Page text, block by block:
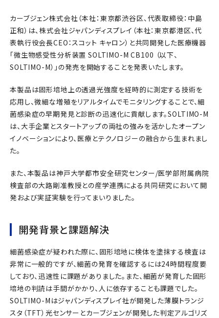
カーブジェン株式会社（本社：東京都渋谷区、代表取締役：中島
正和）は、株式会社ジャパンディスプレイ（本社：東京都港区、代
表執行役会長CEO：スコット キャロン）と共同開発した医療機器
「微生物感受性分析装置 SOLTIMO-M CB100 （以下、
SOLTIMO-M）」の発売を開始することを発表いたします。
本製品は固形培地上の透過光強度を経時的に測定する技術を
応用し、微細な増殖をリアルタイムでモニタリングすることで、細
菌感染症の早期発見と診断の迅速化に貢献します。SOLTIMO-M
は、大手企業とスタートアップの両社の強みを活かしたオープン
イノベーションにより、医療とテクノロジーの融合から生まれまし
た。
また、本製品は神戸大学都市安全研究センター/医学部附属病院
検査部の大路剛准教授との産学連携による共同研究において開
発および実証実験を行ってまいりました。
開発背景と課題解決
細菌感染症が疑われた際に、固形培地に検体を塗抹する検査は
非常に一般的ですが、細菌の発育を確認するには24時間程度要
しており、迅速性に課題がありました。また、細菌が発育した固形
培地の判読は手間がかかり、人に依存することも課題でした。
SOLTIMO-Mはジャパンディスプレイ社が開発した薄膜トランジ
スタ（TFT）光センサーとカーブジェンが開発した判定アルゴリズ